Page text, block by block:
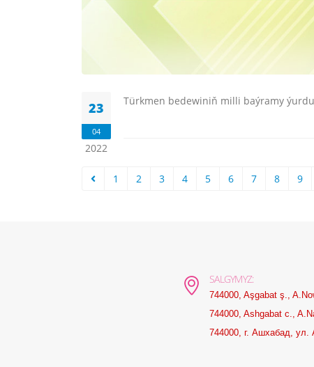
23
04
2022
Türkmen bedewiniň milli baýramy
1 2 3 4 5 6 7 8 9
SALGYMYZ:
744000, Aşgabat ş.,
744000, Ashgabat c.,
744000, г. Ашхабад, ул.